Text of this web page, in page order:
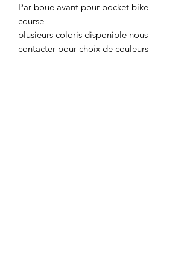
Par boue avant pour pocket bike
course
plusieurs coloris disponible nous
contacter pour choix de couleurs